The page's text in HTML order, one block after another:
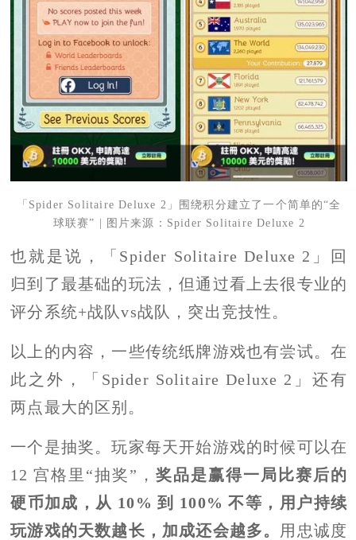
「Spider Solitaire Deluxe 2」围绕积分建立了一个简单的“全
球联赛” | 图片来源：Spider Solitaire Deluxe 2
也就是说，「Spider Solitaire Deluxe 2」回
归到了最基础的玩法，但通过看上去很专业的
评分系统+战队vs战队，突出竞技性。
以上的内容，一些传统纸牌游戏也有尝试。在
此之外，「Spider Solitaire Deluxe 2」还有
两点最大的区别。
一个是抽奖。玩家每天开始游戏的时候可以在
12 宫格里“抽奖”，奖品是赢得一局比赛后的
硬币加成，从 10% 到 100% 不等，用户持续
玩游戏的天数越长，加成还会越多。 用忠诚度